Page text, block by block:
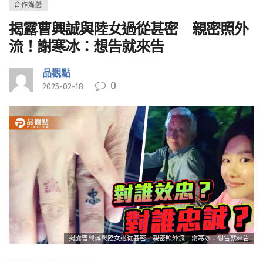
合作媒體
揭露曹興誠與陸女過從甚密 親密照外
流！謝寒冰：想告就來告
品觀點
2025-02-18 0
揭露曹興誠與陸女過從甚密 親密照外流！謝寒冰：想告就來告